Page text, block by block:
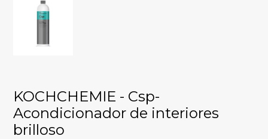
KOCHCHEMIE - Csp-
Acondicionador de interiores
brilloso